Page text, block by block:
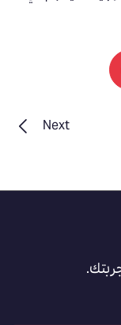
Next